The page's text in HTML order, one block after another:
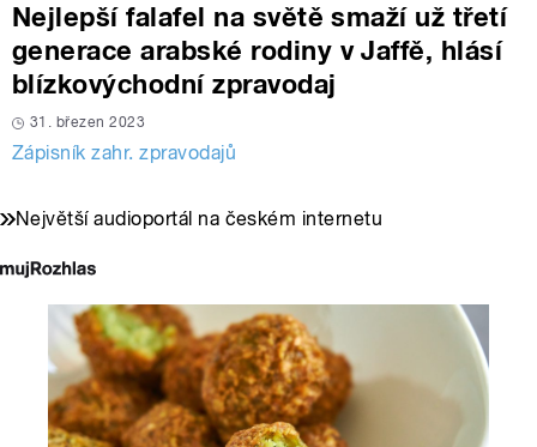
Nejlepší falafel na světě smaží už třetí
generace arabské rodiny v Jaffě, hlásí
blízkovýchodní zpravodaj
31. březen 2023
Zápisník zahr. zpravodajů
Největší audioportál na českém internetu